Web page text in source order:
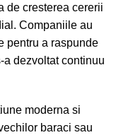
de cresterea cererii
Companiile au
pentru a raspunde
dezvoltat continuu
moderna si
baraci sau